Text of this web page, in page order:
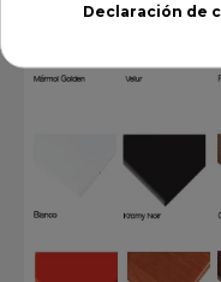
Declaración de